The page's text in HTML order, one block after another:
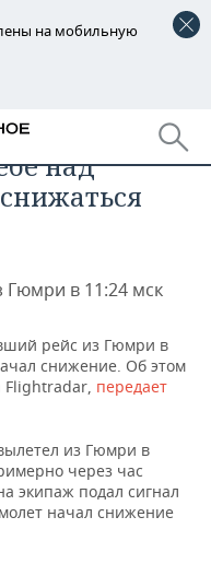
на мобильную
подал
над
Гюмри в 11:24 мск
рейс из Гюмри в
снижение. Об этом
Flightradar, передает
из Гюмри в
через час
экипаж подал сигнал
начал снижение